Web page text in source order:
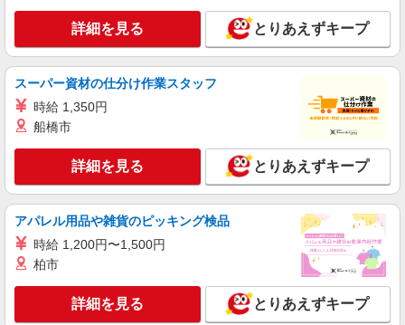
株式会社スタッフサービス・メディカル 北摂医療オフィス（お仕事
No.I10429490）
医療事務
時給1350円
大阪府高槻市内の病院
株式会社スタッフサービス・メディカル 北摂医療オフィス（お仕事
No.I10370952）
医療事務
時給1405円
詳細を見る
詳細を見る とりあえずキープ
スーパー資材の仕分け作業スタッフ
時給 1,350円
船橋市
詳細を見る とりあえずキープ
アパレル用品や雑貨のピッキング検品
時給 1,200円〜1,500円
柏市
詳細を見る とりあえずキープ